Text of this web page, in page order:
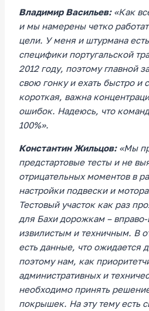
Владимир Васильев: «Как
и мы намерены четко
цели. У меня и штурмана
специфики португальской
2012 году, поэтому главной
свою гонку и ехать быстро и
короткая, важна
ошибок. Надеюсь, что
100%».
Константин Жильцов: «Мы
предстартовые тесты и не
отрицательных моментов в
настройки подвески и
Тестовый участок как раз
для Бахи дорожкам –
извилистым и техничным. В
есть данные, что ожидается
поэтому нам, как
административных и
необходимо принять
покрышек. На эту тему есть